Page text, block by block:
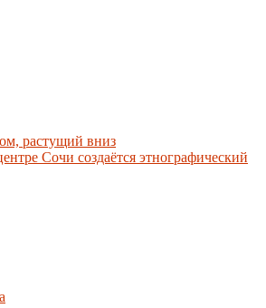
растущий вниз
Сочи создаётся этнографический